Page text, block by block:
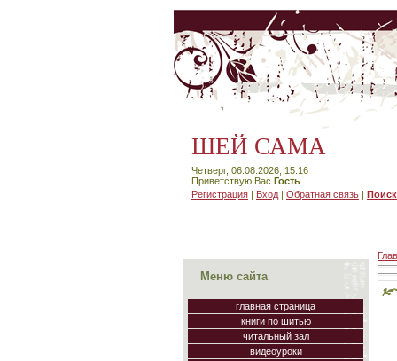
ШЕЙ САМА
Четверг, 06.08.2026, 15:16
Приветствую Вас Гость
Регистрация | Вход | Обратная связь |
Меню сайта
главная страница
книги по шитью
читальный зал
видеоуроки